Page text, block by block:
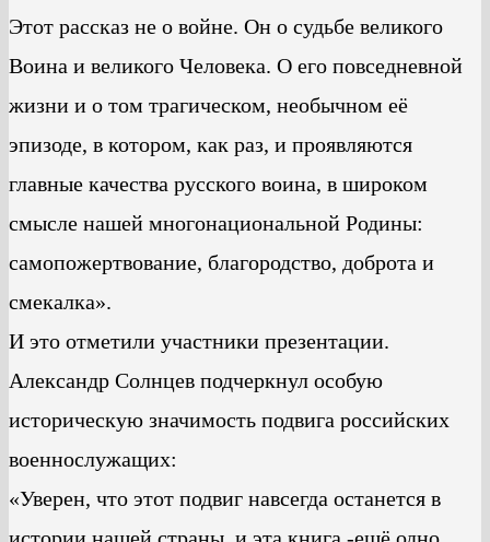
Этот рассказ не о войне. Он о судьбе великого
Воина и великого Человека. О его повседневной
жизни и о том трагическом, необычном её
эпизоде, в котором, как раз, и проявляются
главные качества русского воина, в широком
смысле нашей многонациональной Родины:
самопожертвование, благородство, доброта и
смекалка».
И это отметили участники презентации.
Александр Солнцев подчеркнул особую
историческую значимость подвига российских
военнослужащих:
«Уверен, что этот подвиг навсегда останется в